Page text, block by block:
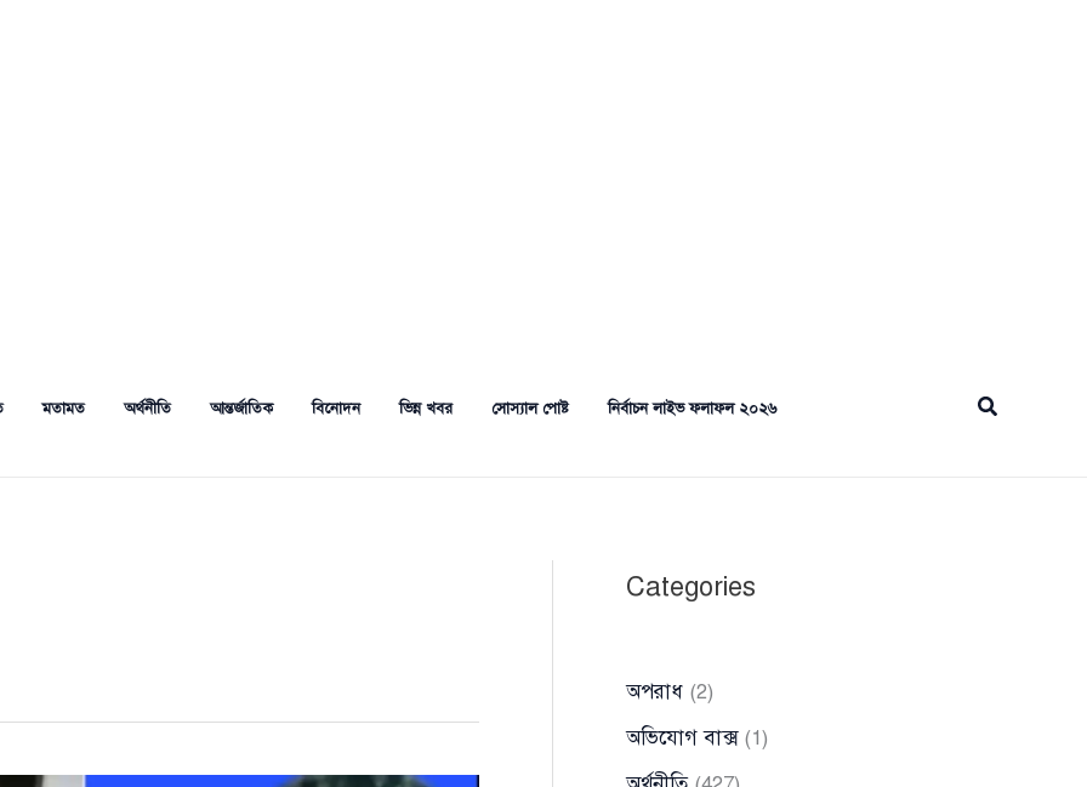
মতামত অর্থনীতি আন্তর্জাতিক বিনোদন ভিন্ন খবর সোস্যাল পোষ্ট নির্বাচন লাইভ ফলাফল ২০২৬ Search
Categories
অপরাধ (2)
অভিযোগ বাক্স(1)